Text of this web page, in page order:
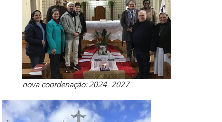
nova coordenação: 2024- 2027